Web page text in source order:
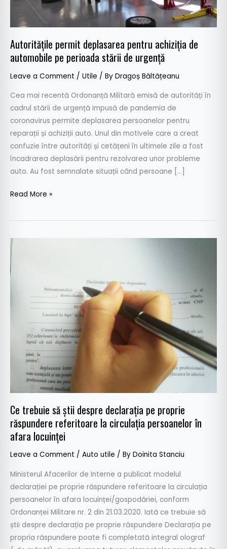
Autoritățile permit deplasarea pentru achiziția de
automobile pe perioada stării de urgență
Leave a Comment / Utile / By Dragoș Băltățeanu
Cea mai recentă Ordonanță Militară emisă de autorități în
cadrul stării de urgență impusă de pandemia de
coronavirus permite deplasarea persoanelor pentru
reparații și achiziții auto. Unul din motivele care a creat
confuzie între autorități și cetățeni în ultimele zile a fost
încadrarea deplasării pentru rezolvarea unor probleme
auto. Au fost semnalate situații când persoane […]
perioada
stării
de
urgență
Read More »
Ce trebuie să știi despre declarația pe proprie
răspundere referitoare la circulația persoanelor în
afara locuinței
Leave a Comment / Auto utile / By Doinita Stanciu
Ministerul Afacerilor de Interne a publicat modelul
declarației pe proprie răspundere referitoare la circulația
persoanelor în afara locuinței/gospodăriei, conform
Ordonanței Militare nr. 2 din 21.03.2020. Iată ce trebuie să
știi despre declarația pe proprie răspundere Declarația pe
propria răspundere poate fi completată integral olograf
Ce
trebuie
să
proprie
răspundere
referitoare
circulația
persoanelor
în
afara
locuinței